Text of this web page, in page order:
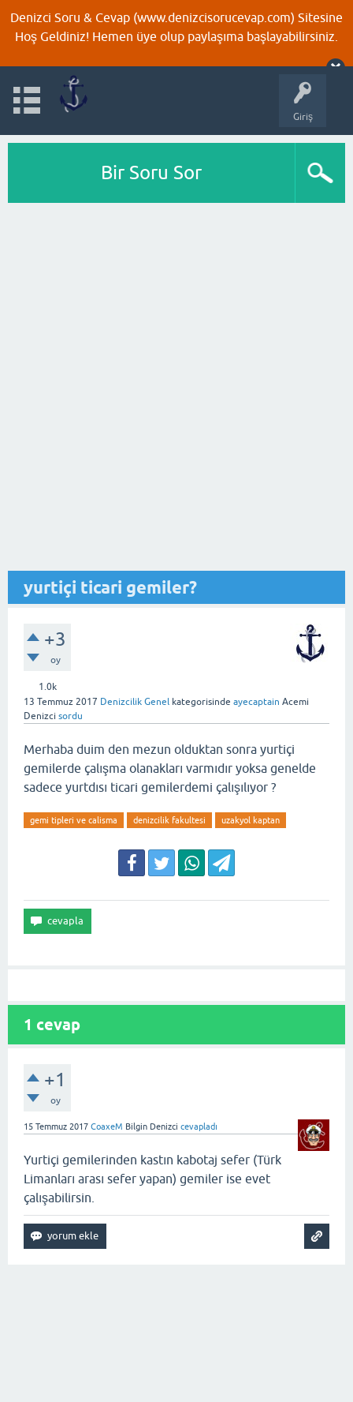
Denizci Soru & Cevap (www.denizcisorucevap.com) Sitesine
Hoş Geldiniz! Hemen üye olup paylaşıma başlayabilirsiniz.
Giriş
Bir Soru Sor
yurtiçi ticari gemiler?
+3
oy
1.0k
13 Temmuz 2017 Denizcilik Genel kategorisinde ayecaptain Acemi
Denizci sordu
Merhaba duim den mezun olduktan sonra yurtiçi
gemilerde çalışma olanakları varmıdır yoksa genelde
sadece yurtdısı ticari gemilerdemi çalışılıyor ?
gemi tipleri ve calisma denizcilik fakultesi uzakyol kaptan
1 cevap
+1
oy
15 Temmuz 2017 CoaxeM Bilgin Denizci cevapladı
Yurtiçi gemilerinden kastın kabotaj sefer (Türk
Limanları arası sefer yapan) gemiler ise evet
çalışabilirsin.